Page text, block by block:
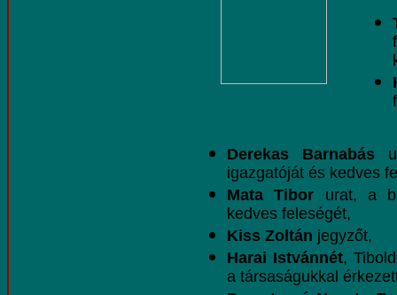
Derekas Barnabás
igazgatóját és kedves
Mata Tibor urat, a
kedves feleségét,
Kiss Zoltán jegyzőt,
Harai Istvánnét,
a társaságukkal